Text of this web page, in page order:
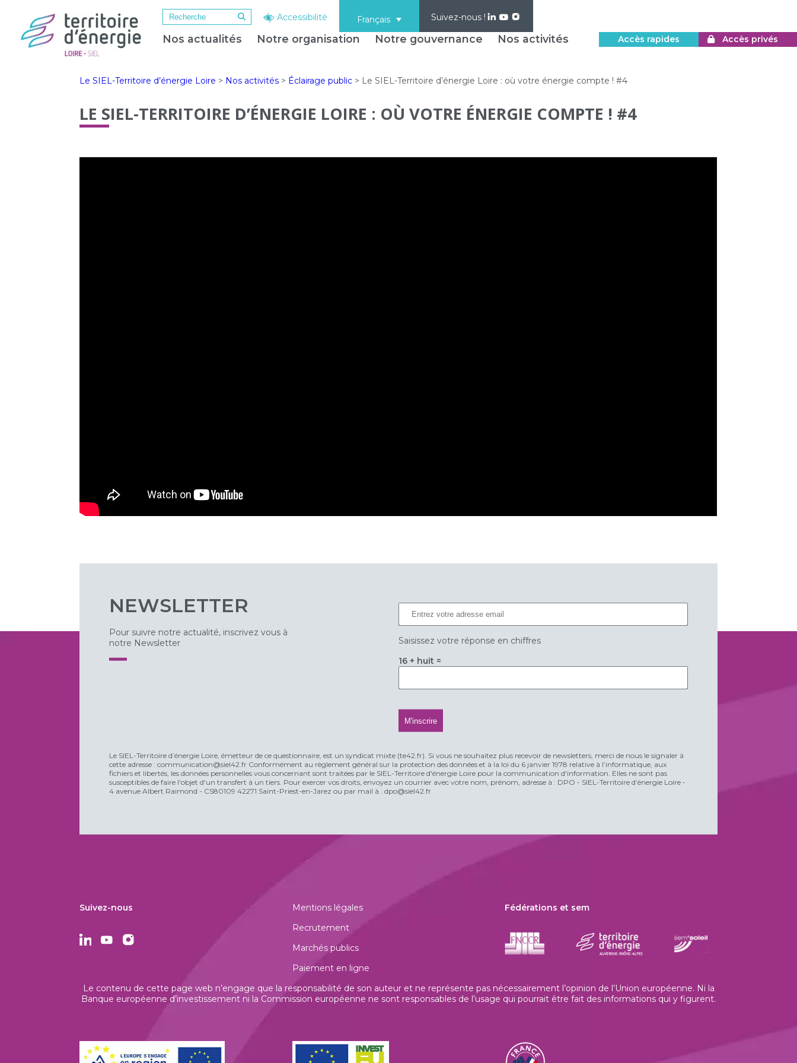
Accessibilité Français Suivez-nous !
Nos actualités Notre organisation Notre gouvernance Nos activités Accès rapides Accès privés
Le SIEL-Territoire d’énergie Loire > Nos activités > Éclairage public > Le SIEL-Territoire d’énergie Loire : où votre énergie compte ! #4
LE SIEL-TERRITOIRE D’ÉNERGIE LOIRE : OÙ VOTRE ÉNERGIE COMPTE ! #4
NEWSLETTER
Pour suivre notre actualité, inscrivez vous à
notre Newsletter
Saisissez votre réponse en chiffres
16 + huit =
Le SIEL-Territoire d’énergie Loire, émetteur de ce questionnaire, est un syndicat mixte (te42.fr). Si vous ne souhaitez plus recevoir de newsletters, merci de nous le signaler à
cette adresse : communication@siel42.fr Conformément au règlement général sur la protection des données et à la loi du 6 janvier 1978 relative à l’informatique, aux
fichiers et libertés, les données personnelles vous concernant sont traitées par le SIEL-Territoire d'énergie Loire pour la communication d'information. Elles ne sont pas
susceptibles de faire l'objet d'un transfert à un tiers. Pour exercer vos droits, envoyez un courrier avec votre nom, prénom, adresse à : DPO - SIEL-Territoire d’énergie Loire -
4 avenue Albert Raimond - CS80109 42271 Saint-Priest-en-Jarez ou par mail à : dpo@siel42.fr
Suivez-nous
Mentions légales
Recrutement
Marchés publics
Paiement en ligne
Fédérations et sem
Le contenu de cette page web n’engage que la responsabilité de son auteur et ne représente pas nécessairement l’opinion de l’Union européenne. Ni la
Banque européenne d’investissement ni la Commission européenne ne sont responsables de l’usage qui pourrait être fait des informations qui y figurent.